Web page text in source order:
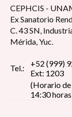
CEPHCIS -
Ex Sanatorio
C. 43 SN,
Mérida, Yuc.
Tel.:
+52 (999)
Ext: 1203
(Horario de
14:30